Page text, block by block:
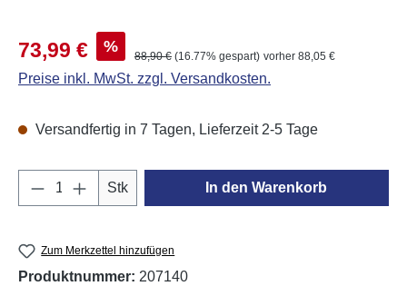
Verkaufspreis:
73,99 € % Regulärer Preis:
88,90 € (16.77% gespart) vorher 88,05 €
Preise inkl. MwSt. zzgl. Versandkosten.
Versandfertig in 7 Tagen, Lieferzeit 2-5 Tage
Produkt Anzahl: Gib den gewünschten
Stk In den Warenkorb
Zum Merkzettel hinzufügen
Produktnummer: 207140